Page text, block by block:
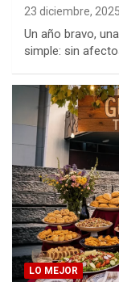
23 diciembre, 2025
Un año bravo,
simple: sin
LO MEJOR